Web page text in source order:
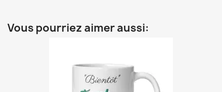
Vous pourriez aimer aussi: